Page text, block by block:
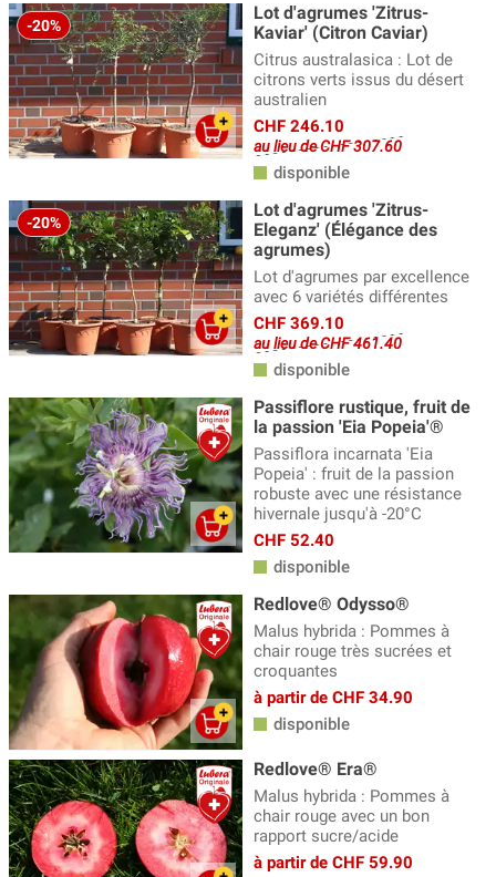
Grenadiers(3)
Jujubiers - le dattier chinois(11)
Kakis - plaqueminiers(14)
Kiwis (18)
Mûrier blanc(14)
Nectariniers (7)
Néflier commun(10)
Néflier du Japon(1)
Noyers(26)
Pêchers(17)
Pêches aromatiques Veroma®(2)
Poiriers(18)
Poiriers sauvages(2)
Pommiers (60)
Prunelliers(5)
Pruniers, quetsches(37)
-20%
Lot d'agrumes 'Zitrus-
Kaviar' (Citron Caviar)
Citrus australasica : Lot de
citrons verts issus du désert
australien
CHF 246.10
au lieu de CHF 307.60
disponible
-20%
Lot d'agrumes 'Zitrus-
Eleganz' (Élégance des
agrumes)
Lot d'agrumes par excellence
avec 6 variétés différentes
CHF 369.10
au lieu de CHF 461.40
disponible
Passiflore rustique, fruit de
la passion 'Eia Popeia'®
Passiflora incarnata 'Eia
Popeia' : fruit de la passion
robuste avec une résistance
hivernale jusqu'à -20°C
CHF 52.40
disponible
Redlove® Odysso®
Malus hybrida : Pommes à
chair rouge très sucrées et
croquantes
à partir de CHF 34.90
disponible
Redlove® Era®
Malus hybrida : Pommes à
chair rouge avec un bon
rapport sucre/acide
à partir de CHF 59.90